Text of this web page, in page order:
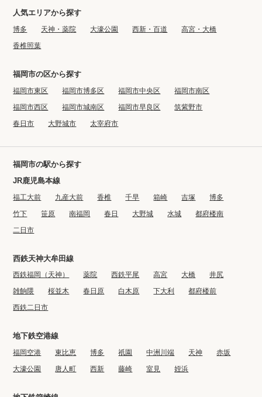
人気エリアから探す
博多 天神・薬院 大濠公園 西新・百道
高宮・大橋
香椎照葉
福岡市の区から探す
福岡市東区 福岡市博多区 福岡市中央区
福岡市南区
福岡市西区
福岡市城南区 福岡市早良区
筑紫野市
春日市
大野城市 太宰府市
福岡市の駅から探す
JR鹿児島本線
福工大前 九産大前 香椎 千早 箱崎 吉塚
博多
竹下
笹原 南福岡 春日 大野城 水城
都府楼南
二日市
西鉄天神大牟田線
西鉄福岡（天神） 薬院 西鉄平尾 高宮 大橋
井尻
雑餉隈
桜並木 春日原 白木原 下大利
都府楼前
西鉄二日市
地下鉄空港線
福岡空港 東比恵 博多 祇園 中洲川端 天神
赤坂
大濠公園
唐人町 西新 藤崎 室見 姪浜